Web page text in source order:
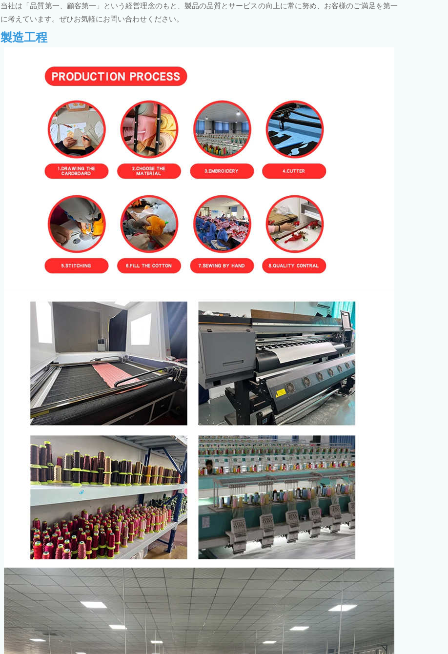
当社は「品質第一、顧客第一」という経営理念のもと、製品の品質とサービスの向上に常に努め、お客様のご満足を第一
に考えています。ぜひお気軽にお問い合わせください。
製造工程